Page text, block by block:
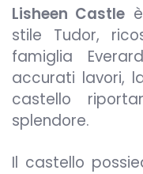
Lisheen Castle
stile Tudor,
famiglia
accurati lavori,
castello
splendore.
Il castello